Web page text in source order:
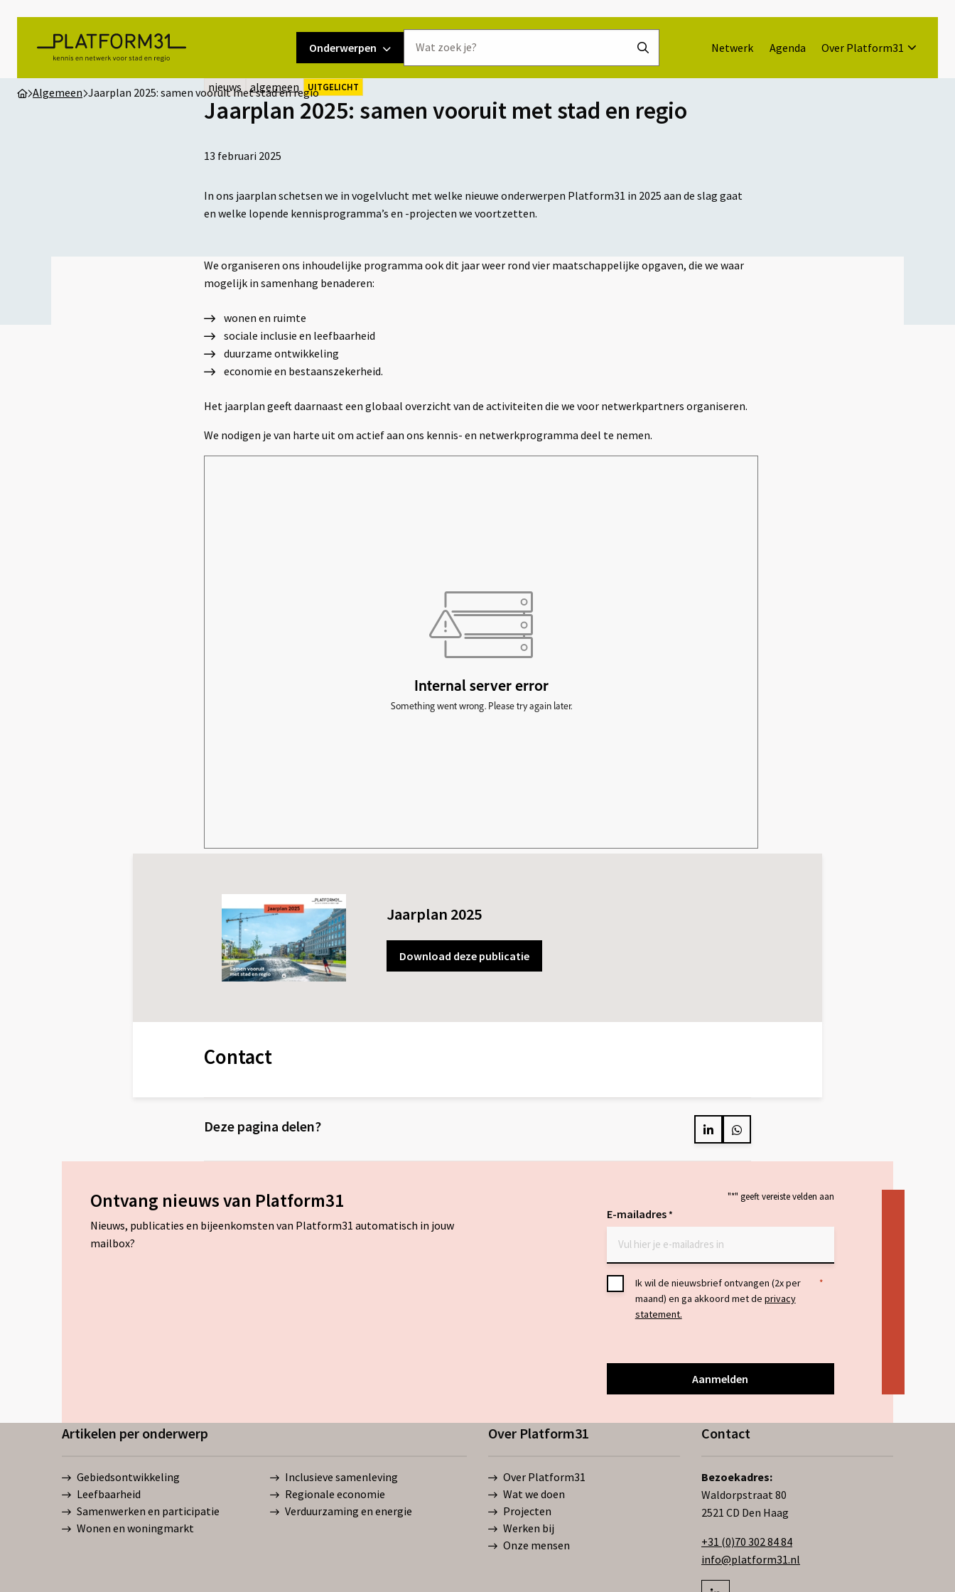
Onderwerpen
Doorzoek
de
website
Netwerk Agenda Over Platform31
Algemeen Jaarplan 2025: samen vooruit met stad en regio
nieuws algemeen UITGELICHT
Jaarplan 2025: samen vooruit met stad en regio
13 februari 2025
In ons jaarplan schetsen we in vogelvlucht met welke nieuwe onderwerpen Platform31 in 2025 aan de slag gaat
en welke lopende kennisprogramma’s en -projecten we voortzetten.
We organiseren ons inhoudelijke programma ook dit jaar weer rond vier maatschappelijke opgaven, die we waar
mogelijk in samenhang benaderen:
wonen en ruimte
sociale inclusie en leefbaarheid
duurzame ontwikkeling
economie en bestaanszekerheid.
Het jaarplan geeft daarnaast een globaal overzicht van de activiteiten die we voor netwerkpartners organiseren.
We nodigen je van harte uit om actief aan ons kennis- en netwerkprogramma deel te nemen.
Jaarplan 2025
Download deze publicatie
Contact
Deze pagina delen?
DelenDelen
Ontvang nieuws van Platform31
Nieuws, publicaties en bijeenkomsten van Platform31 automatisch in jouw
mailbox?
"*" geeft vereiste velden aan
E-mailadres*
Toestemming
Ik wil de nieuwsbrief ontvangen (2x per
maand) en ga akkoord met de privacy
statement.
*
Artikelen per onderwerp
Gebiedsontwikkeling
Inclusieve samenleving
Leefbaarheid
Regionale economie
Samenwerken en participatie
Verduurzaming en energie
Wonen en woningmarkt
Over Platform31
Over Platform31
Wat we doen
Projecten
Werken bij
Onze mensen
Contact
Bezoekadres:
Waldorpstraat 80
2521 CD Den Haag
+31 (0)70 302 84 84
info@platform31.nl